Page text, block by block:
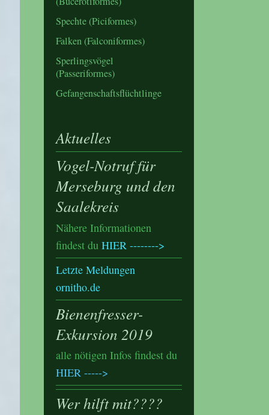
Spechte (Piciformes)
Falken (Falconiformes)
Sperlingsvögel
(Passeriformes)
Gefangenschaftsflüchtlinge
Aktuelles
Vogel-Notruf für
Merseburg und den
Saalekreis
Nähere Informationen
findest du HIER -------->
Letzte Meldungen
ornitho.de
Bienenfresser-
Exkursion 2019
alle nötigen Infos findest du
HIER ----->
Wer hilft mit????